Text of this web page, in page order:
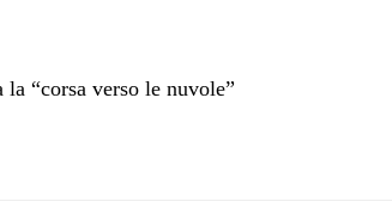
la “corsa verso le nuvole”